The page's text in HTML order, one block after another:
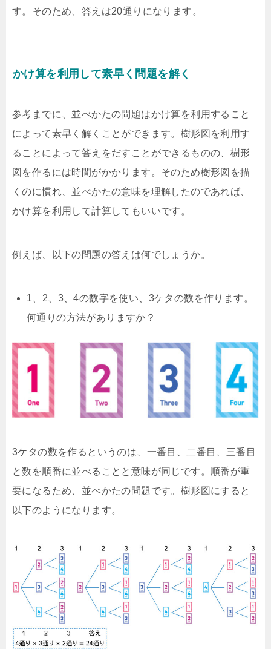
す。そのため、答えは20通りになります。
かけ算を利用して素早く問題を解く
参考までに、並べかたの問題はかけ算を利用すること
によって素早く解くことができます。樹形図を利用す
ることによって答えをだすことができるものの、樹形
図を作るには時間がかかります。そのため樹形図を描
くのに慣れ、並べかたの意味を理解したのであれば、
かけ算を利用して計算してもいいです。
例えば、以下の問題の答えは何でしょうか。
1、2、3、4の数字を使い、3ケタの数を作ります。
何通りの方法がありますか？
3ケタの数を作るというのは、一番目、二番目、三番目
と数を順番に並べることと意味が同じです。順番が重
要になるため、並べかたの問題です。樹形図にすると
以下のようになります。